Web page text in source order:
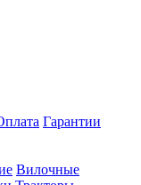
Гарантии
Вилочные